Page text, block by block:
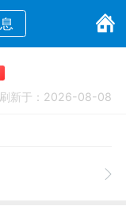
刷新于：2026-08-08